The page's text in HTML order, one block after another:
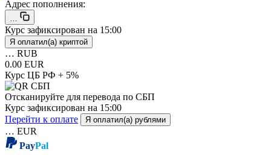
Адрес пополнения:
…
Курс зафиксирован на 15:00
Я оплатил(а) криптой
… RUB
0.00 EUR
Курс ЦБ РФ + 5%
Отсканируйте для перевода по СБП
Курс зафиксирован на 15:00
Перейти к оплате
Я оплатил(а) рублями
… EUR
PayPal